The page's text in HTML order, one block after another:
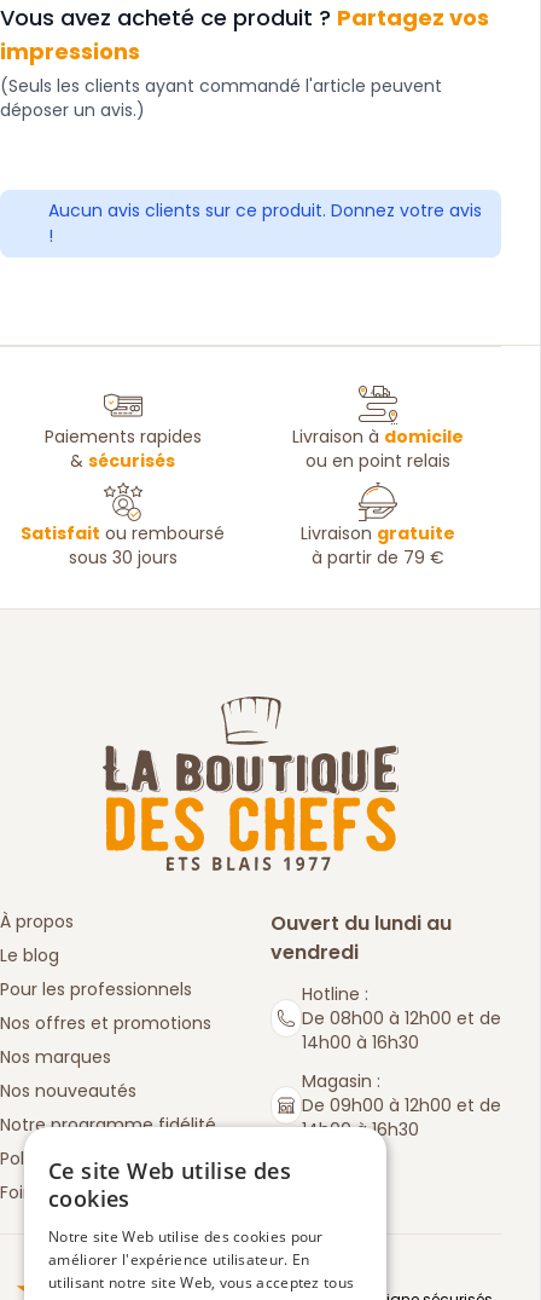
Vous avez acheté ce produit ? Partagez vos
impressions
(Seuls les clients ayant commandé l'article peuvent
déposer un avis.)
Aucun avis clients sur ce produit. Donnez votre avis
!
Paiements rapides
&sécurisés
Livraison à domicile
ou en point relais
Satisfait ou remboursé
sous 30 jours
Livraison gratuite
à partir de 79 €
À propos
Le blog
Pour les professionnels
Nos offres et promotions
Nos marques
Nos nouveautés
Notre programme fidélité
Politique de retours
Foire aux questions
Ouvert du lundi au
vendredi
Hotline :
De 08h00 à 12h00 et de
14h00 à 16h30
Magasin :
De 09h00 à 12h00 et de
14h00 à 16h30
Truspilot : La Boutique des chefs
Ce site Web utilise des
cookies
Notre site Web utilise des cookies pour
améliorer l'expérience utilisateur. En
utilisant notre site Web, vous acceptez tous